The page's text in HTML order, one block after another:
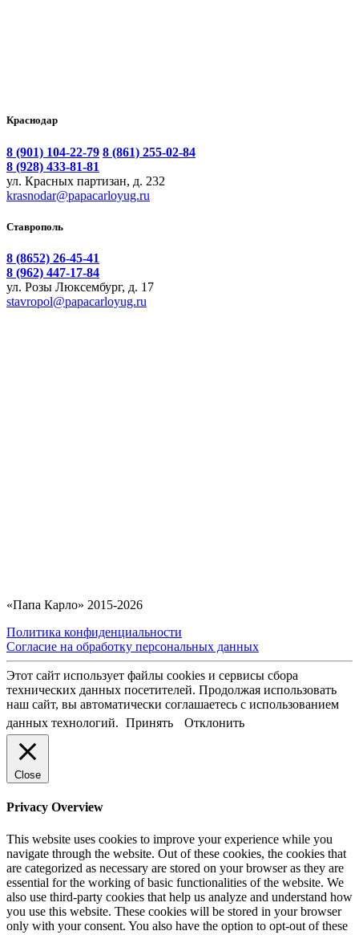
Краснодар
8 (901) 104-22-79 8 (861) 255-02-84
8 (928) 433-81-81
ул. Красных партизан, д. 232
krasnodar@papacarloyug.ru
Ставрополь
8 (8652) 26-45-41
8 (962) 447-17-84
ул. Розы Люксембург, д. 17
stavropol@papacarloyug.ru
«Папа Карло» 2015-2026
Политика конфиденциальности
Согласие на обработку персональных данных
Этот сайт использует файлы cookies и сервисы сбора
технических данных посетителей. Продолжая использовать
наш сайт, вы автоматически соглашаетесь с использованием
данных технологий. Принять Отклонить
Close
Privacy Overview
This website uses cookies to improve your experience while you
navigate through the website. Out of these cookies, the cookies that
are categorized as necessary are stored on your browser as they are
essential for the working of basic functionalities of the website. We
also use third-party cookies that help us analyze and understand how
you use this website. These cookies will be stored in your browser
only with your consent. You also have the option to opt-out of these